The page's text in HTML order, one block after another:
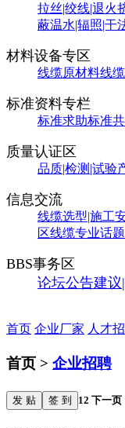
拉丝|绞线|退火
蔽温水|辐照|干
材料设备专区
线缆原材料线
标准资料专栏
标准求助标准
质量认证区
品质|检测|试验
信息交流
线缆选型|施工
区线缆专业话题
BBS事务区
论坛公告建议
首页 企业厂家 人才
首页 > 企业招聘
发 贴 签 到 12 下一页